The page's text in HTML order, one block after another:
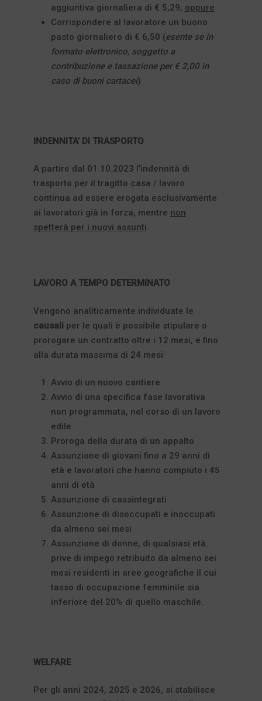
aggiuntiva giornaliera di € 5,29, oppure
Corrispondere al lavoratore un buono
pasto giornaliero di € 6,50 (esente se in
formato elettronico, soggetto a
contribuzione e tassazione per € 2,00 in
caso di buoni cartacei)
INDENNITA’ DI TRASPORTO
A partire dal 01.10.2023 l’indennità di
trasporto per il tragitto casa / lavoro
continua ad essere erogata esclusivamente
ai lavoratori già in forza, mentre non
spetterà per i nuovi assunti.
LAVORO A TEMPO DETERMINATO
Vengono analiticamente individuate le
causali per le quali è possibile stipulare o
prorogare un contratto oltre i 12 mesi, e fino
alla durata massima di 24 mesi:
Avvio di un nuovo cantiere
Avvio di una specifica fase lavorativa
non programmata, nel corso di un lavoro
edile
Proroga della durata di un appalto
Assunzione di giovani fino a 29 anni di
età e lavoratori che hanno compiuto i 45
anni di età
Assunzione di cassintegrati
Assunzione di disoccupati e inoccupati
da almeno sei mesi
Assunzione di donne, di qualsiasi età.
prive di impego retribuito da almeno sei
mesi residenti in aree geografiche il cui
tasso di occupazione femminile sia
inferiore del 20% di quello maschile.
WELFARE
Per gli anni 2024, 2025 e 2026, si stabilisce